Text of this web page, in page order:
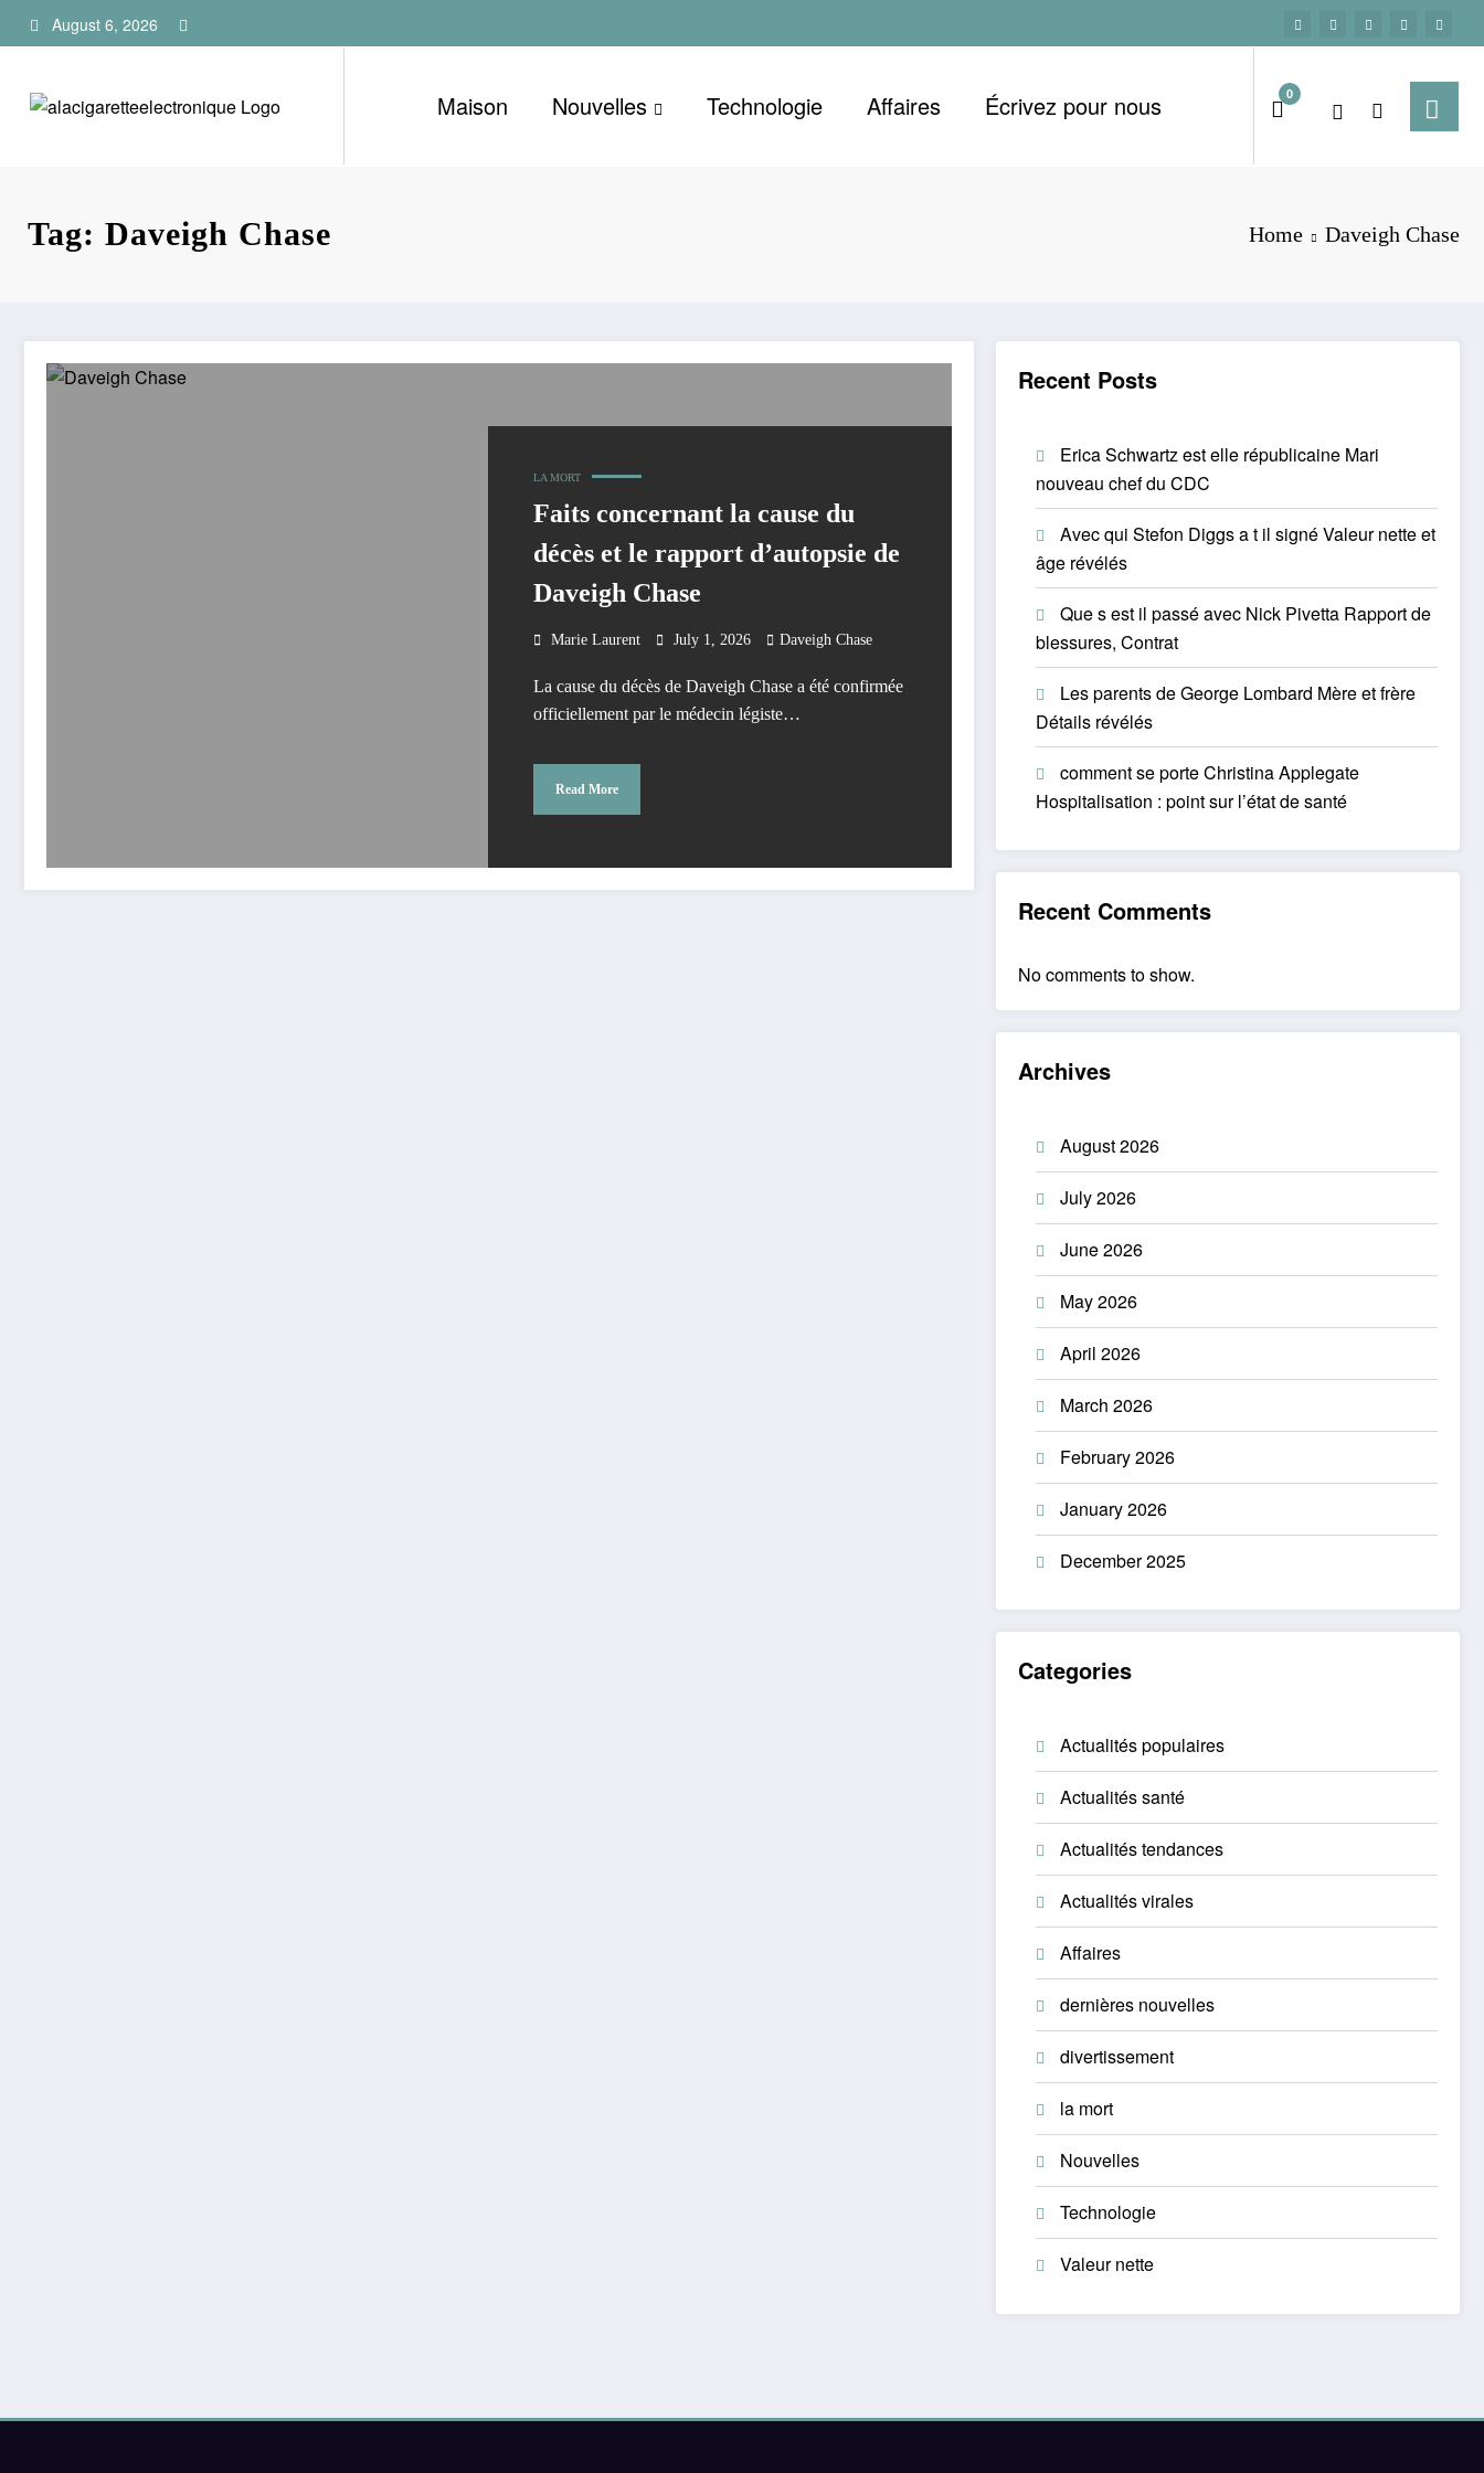
to
August 6, 2026
Maison Nouvelles Technologie Affaires Écrivez pour nous 0
Tag: Daveigh Chase Home Daveigh Chase
LA MORT
Faits concernant la cause du
décès et le rapport d’autopsie de
Daveigh Chase
Marie Laurent July 1, 2026 Daveigh Chase
La cause du décès de Daveigh Chase a été confirmée
officiellement par le médecin légiste…
Read More
Recent Posts
Erica Schwartz est elle républicaine Mari
nouveau chef du CDC
Avec qui Stefon Diggs a t il signé Valeur nette et
âge révélés
Que s est il passé avec Nick Pivetta Rapport de
blessures, Contrat
Les parents de George Lombard Mère et frère
Détails révélés
comment se porte Christina Applegate
Hospitalisation : point sur l’état de santé
Recent Comments
No comments to show.
Archives
August 2026
July 2026
June 2026
May 2026
April 2026
March 2026
February 2026
January 2026
December 2025
Categories
Actualités populaires
Actualités santé
Actualités tendances
Actualités virales
Affaires
dernières nouvelles
divertissement
la mort
Nouvelles
Technologie
Valeur nette